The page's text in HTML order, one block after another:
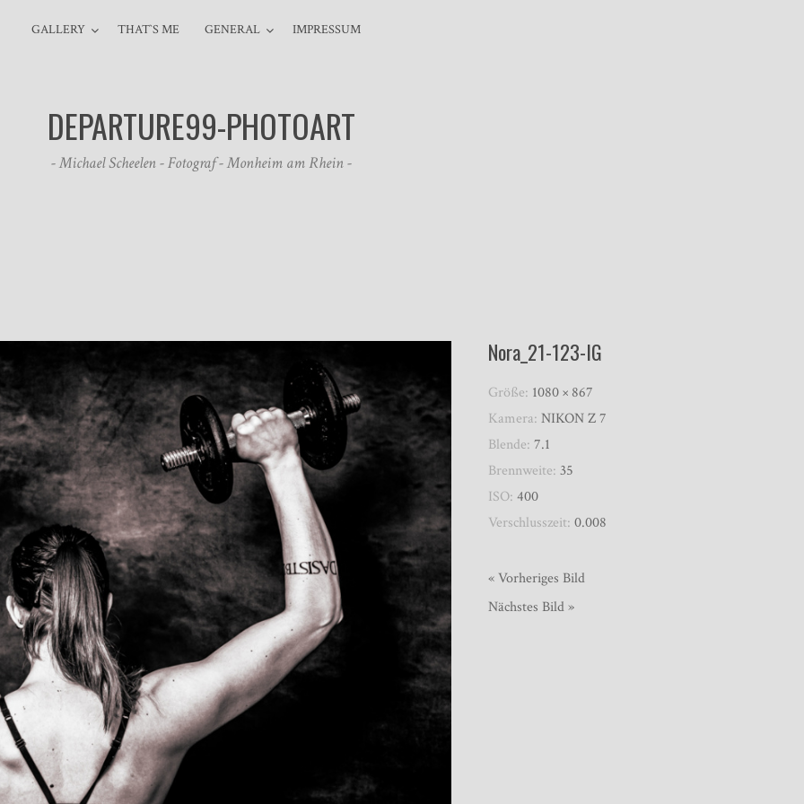
GALLERY THAT`S ME GENERAL IMPRESSUM
DEPARTURE99-PHOTOART
- Michael Scheelen - Fotograf - Monheim am Rhein -
Nora_21-123-IG
Größe: 1080 × 867
Kamera:NIKON Z 7
Blende:7.1
Brennweite:35
ISO:400
Verschlusszeit:0.008
« Vorheriges Bild
Nächstes Bild »